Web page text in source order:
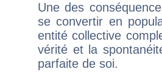
Une des
se convertir en
entité collective
vérité et la
parfaite de soi.